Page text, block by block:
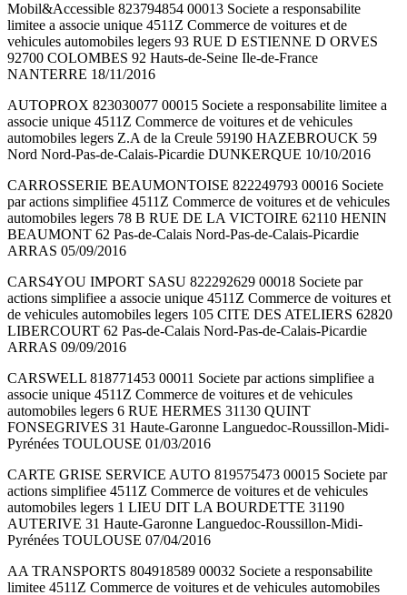
Mobil&Accessible 823794854 00013 Societe a responsabilite
limitee a associe unique 4511Z Commerce de voitures et de
vehicules automobiles legers 93 RUE D ESTIENNE D ORVES
92700 COLOMBES 92 Hauts-de-Seine Ile-de-France
NANTERRE 18/11/2016
AUTOPROX 823030077 00015 Societe a responsabilite limitee a
associe unique 4511Z Commerce de voitures et de vehicules
automobiles legers Z.A de la Creule 59190 HAZEBROUCK 59
Nord Nord-Pas-de-Calais-Picardie DUNKERQUE 10/10/2016
CARROSSERIE BEAUMONTOISE 822249793 00016 Societe
par actions simplifiee 4511Z Commerce de voitures et de vehicules
automobiles legers 78 B RUE DE LA VICTOIRE 62110 HENIN
BEAUMONT 62 Pas-de-Calais Nord-Pas-de-Calais-Picardie
ARRAS 05/09/2016
CARS4YOU IMPORT SASU 822292629 00018 Societe par
actions simplifiee a associe unique 4511Z Commerce de voitures et
de vehicules automobiles legers 105 CITE DES ATELIERS 62820
LIBERCOURT 62 Pas-de-Calais Nord-Pas-de-Calais-Picardie
ARRAS 09/09/2016
CARSWELL 818771453 00011 Societe par actions simplifiee a
associe unique 4511Z Commerce de voitures et de vehicules
automobiles legers 6 RUE HERMES 31130 QUINT
FONSEGRIVES 31 Haute-Garonne Languedoc-Roussillon-Midi-
Pyrénées TOULOUSE 01/03/2016
CARTE GRISE SERVICE AUTO 819575473 00015 Societe par
actions simplifiee 4511Z Commerce de voitures et de vehicules
automobiles legers 1 LIEU DIT LA BOURDETTE 31190
AUTERIVE 31 Haute-Garonne Languedoc-Roussillon-Midi-
Pyrénées TOULOUSE 07/04/2016
AA TRANSPORTS 804918589 00032 Societe a responsabilite
limitee 4511Z Commerce de voitures et de vehicules automobiles